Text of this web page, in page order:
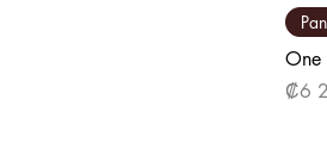
One
₡6